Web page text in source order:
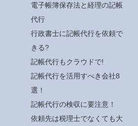
電子帳簿保存法と経理の記帳
代行
行政書士に記帳代行を依頼で
きる?
記帳代行もクラウドで!
記帳代行を活用すべき会社8
選！
記帳代行の検収に要注意！
依頼先は税理士でなくても大